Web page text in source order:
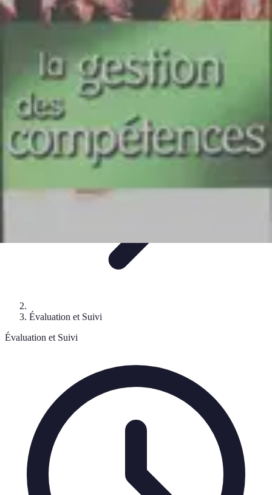
Training Pro
Méthodes de FormationConception de formation Formation sur
Training Pro
Évaluation et Suivi
Évaluation et Suivi